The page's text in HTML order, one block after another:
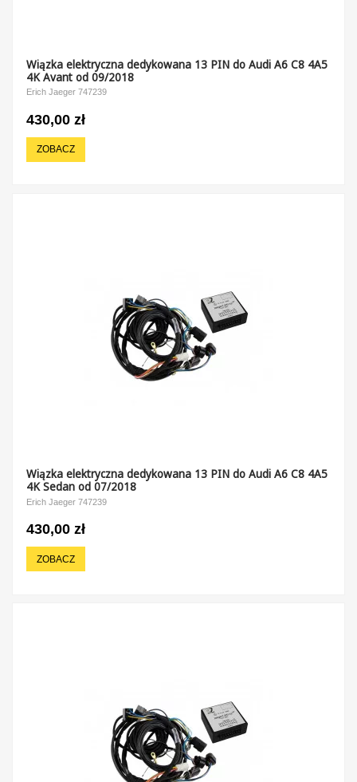
Wiązka elektryczna dedykowana 13 PIN do Audi A6 C8 4A5
4K Avant od 09/2018
Erich Jaeger 747239
430,00 zł
ZOBACZ
Wiązka elektryczna dedykowana 13 PIN do Audi A6 C8 4A5
4K Sedan od 07/2018
Erich Jaeger 747239
430,00 zł
ZOBACZ